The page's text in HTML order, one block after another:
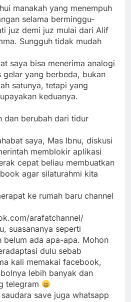
manakah yang menempuh
selama berminggu-
juz demi juz mulai dari Alif
Sungguh tidak mudah
saya bisa menerima analogi
gelar yang berbeda, bukan
satunya, tetapi yang
keduanya.
dan berubah dari tidur
saya, Mas Ibnu, diskusi
memblokir aplikasi
cepat beliau membuatkan
agar silaturahmi kita
ke rumah baru channel
arafatchannel/
suasananya seperti
belum ada apa-apa. Mohon
dulu sebab
kali memakai facebook,
lebih banyak dan
telegram
save juga whatsapp